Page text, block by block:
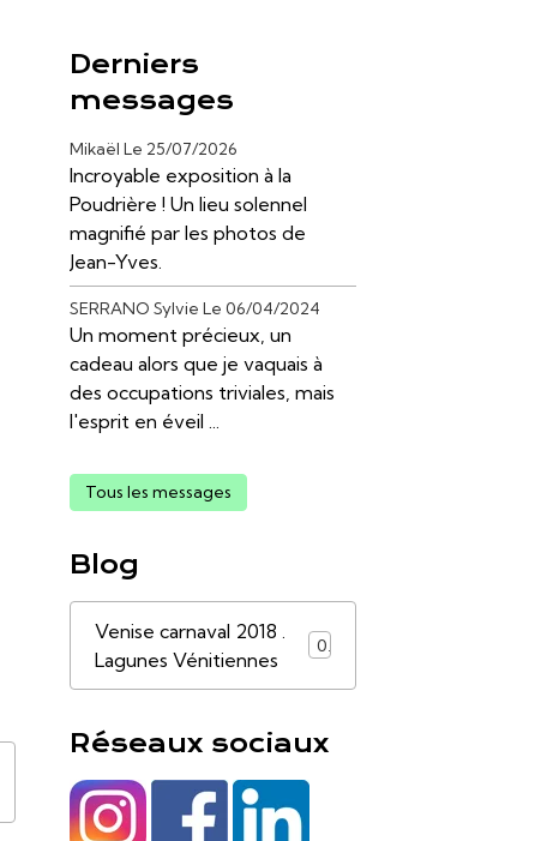
Derniers
messages
Mikaël Le 25/07/2026
Incroyable exposition à la
Poudrière ! Un lieu solennel
magnifié par les photos de
Jean-Yves.
SERRANO Sylvie Le 06/04/2024
Un moment précieux, un
cadeau alors que je vaquais à
des occupations triviales, mais
l'esprit en éveil ...
Tous les messages
Blog
Venise carnaval 2018 .
Lagunes Vénitiennes
0
Réseaux sociaux